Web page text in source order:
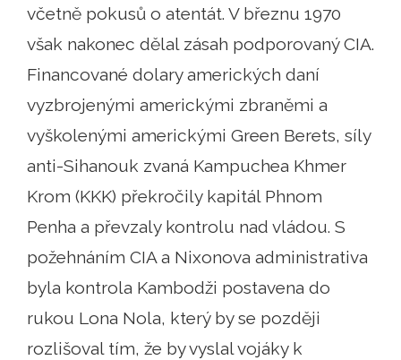
včetně pokusů o atentát. V březnu 1970
však nakonec dělal zásah podporovaný CIA.
Financované dolary amerických daní
vyzbrojenými americkými zbraněmi a
vyškolenými americkými Green Berets, síly
anti-Sihanouk zvaná Kampuchea Khmer
Krom (KKK) překročily kapitál Phnom
Penha a převzaly kontrolu nad vládou. S
požehnáním CIA a Nixonova administrativa
byla kontrola Kambodži postavena do
rukou Lona Nola, který by se později
rozlišoval tím, že by vyslal vojáky k